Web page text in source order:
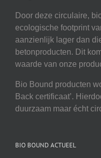
Door deze circulaire,
ecologische footprint
aanzienlijk lager dan
betonproducten. Dit
waarde van onze
Bio Bound producten
Back certificaat’.
duurzaam maar écht
BIO BOUND ACTUEEL